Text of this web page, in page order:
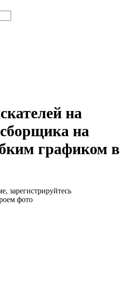
на
на
графиком в
зарегистрируйтесь
фото